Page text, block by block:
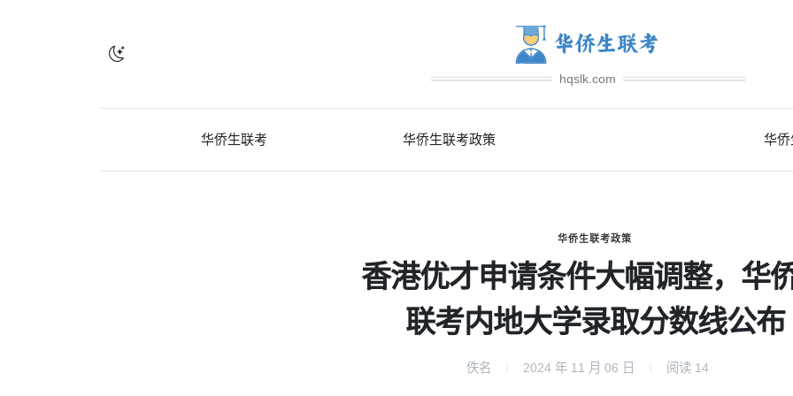
hqslk.com
华侨生联考 华侨生联考政策 华侨
华侨生联考政策
香港优才申请条件大幅调整，华
联考内地大学录取分数线公布
佚名 2024 年 11 月 06 日 阅读 14